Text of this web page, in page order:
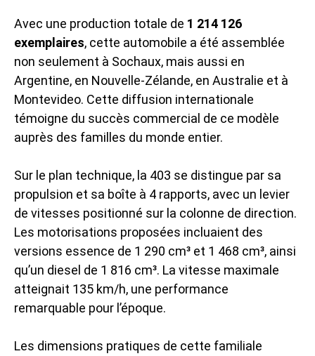
Avec une production totale de 1 214 126
exemplaires, cette automobile a été assemblée
non seulement à Sochaux, mais aussi en
Argentine, en Nouvelle-Zélande, en Australie et à
Montevideo. Cette diffusion internationale
témoigne du succès commercial de ce modèle
auprès des familles du monde entier.
Sur le plan technique, la 403 se distingue par sa
propulsion et sa boîte à 4 rapports, avec un levier
de vitesses positionné sur la colonne de direction.
Les motorisations proposées incluaient des
versions essence de 1 290 cm³ et 1 468 cm³, ainsi
qu’un diesel de 1 816 cm³. La vitesse maximale
atteignait 135 km/h, une performance
remarquable pour l’époque.
Les dimensions pratiques de cette familiale